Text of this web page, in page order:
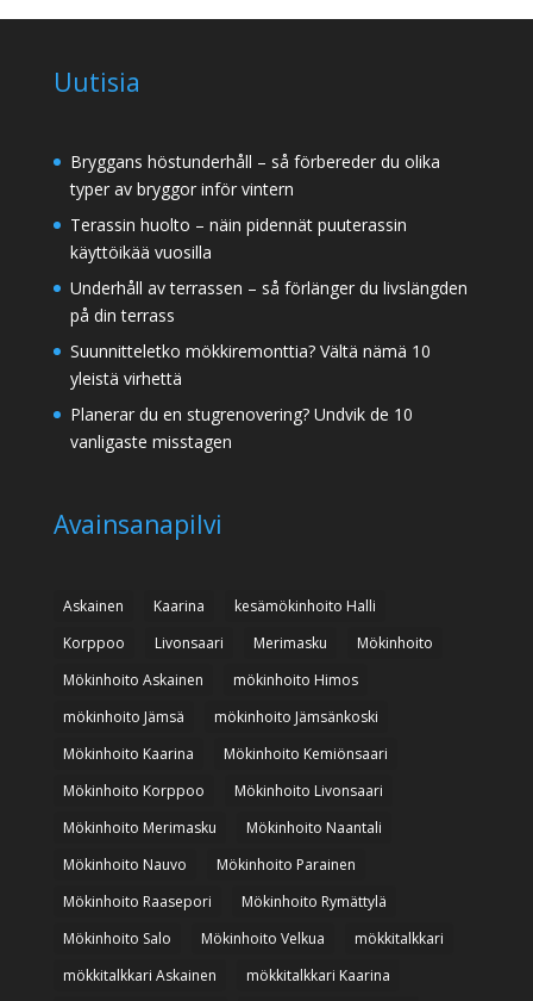
Uutisia
Bryggans höstunderhåll – så förbereder du olika
typer av bryggor inför vintern
Terassin huolto – näin pidennät puuterassin
käyttöikää vuosilla
Underhåll av terrassen – så förlänger du livslängden
på din terrass
Suunnitteletko mökkiremonttia? Vältä nämä 10
yleistä virhettä
Planerar du en stugrenovering? Undvik de 10
vanligaste misstagen
Avainsanapilvi
Askainen Kaarina
kesämökinhoito Halli
Korppoo
Livonsaari Merimasku
Mökinhoito
Mökinhoito Askainen
mökinhoito Himos
mökinhoito Jämsä
mökinhoito Jämsänkoski
Mökinhoito Kaarina
Mökinhoito Kemiönsaari
Mökinhoito Korppoo
Mökinhoito Livonsaari
Mökinhoito Merimasku
Mökinhoito Naantali
Mökinhoito Nauvo
Mökinhoito Parainen
Mökinhoito Raasepori
Mökinhoito Rymättylä
Mökinhoito Salo
Mökinhoito Velkua
mökkitalkkari
mökkitalkkari Askainen
mökkitalkkari Kaarina